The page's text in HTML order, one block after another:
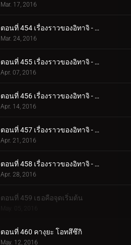
Mar. 17, 2016
ตอนที่ 454 เรื่องราวของอิทาจิ - แสงสว่างและความมืด: คำขอร้องของชิซุย
Mar. 24, 2016
ตอนที่ 455 เรื่องราวของอิทาจิ - แสงสว่างและความมืด: คืนเดือนหงาย
Apr. 07, 2016
ตอนที่ 456 เรื่องราวของอิทาจิ - แสงสว่างและความมืด: ความมืดของแสงอุษา
Apr. 14, 2016
ตอนที่ 457 เรื่องราวของอิทาจิ - แสงสว่างและความมืด: คู่หู
Apr. 21, 2016
ตอนที่ 458 เรื่องราวของอิทาจิ - แสงสว่างและความมืด: ความจริง
Apr. 28, 2016
ตอนที่ 459 เธอคือจุดเริ่มต้น
May. 05, 2016
ตอนที่ 460 คางุยะ โอทสึซึกิ
May. 12, 2016